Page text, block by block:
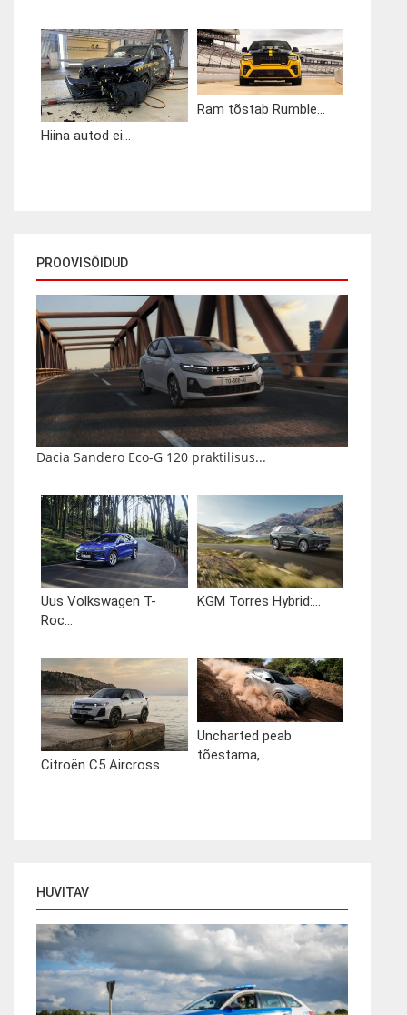
Hiina autod ei...
Ram tõstab Rumble...
PROOVISÕIDUD
Dacia Sandero Eco-G 120 praktilisus...
Uus Volkswagen T-
Roc...
KGM Torres Hybrid:...
Citroën C5 Aircross...
Uncharted peab
tõestama,...
HUVITAV